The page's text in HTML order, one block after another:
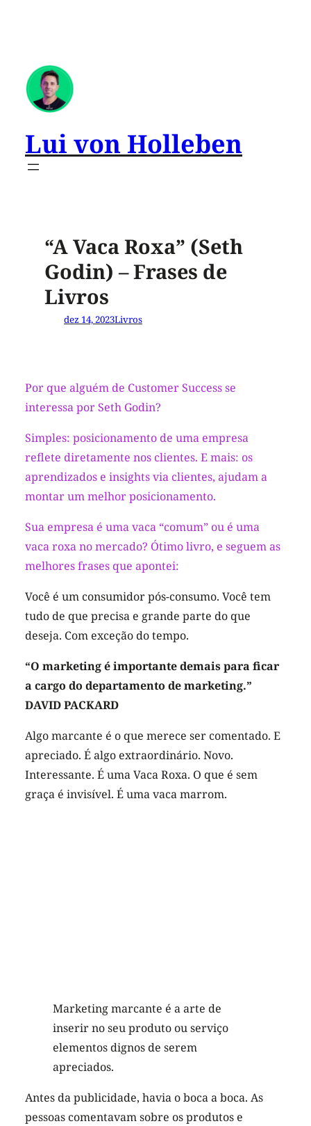
Lui von Holleben
“A Vaca Roxa” (Seth
Godin) – Frases de
Livros
dez 14, 2023Livros
Por que alguém de Customer Success se
interessa por Seth Godin?
Simples: posicionamento de uma empresa
reflete diretamente nos clientes. E mais: os
aprendizados e insights via clientes, ajudam a
montar um melhor posicionamento.
Sua empresa é uma vaca “comum” ou é uma
vaca roxa no mercado? Ótimo livro, e seguem as
melhores frases que apontei:
Você é um consumidor pós-consumo. Você tem
tudo de que precisa e grande parte do que
deseja. Com exceção do tempo.
“O marketing é importante demais para ficar
a cargo do departamento de marketing.”
DAVID PACKARD
Algo marcante é o que merece ser comentado. E
apreciado. É algo extraordinário. Novo.
Interessante. É uma Vaca Roxa. O que é sem
graça é invisível. É uma vaca marrom.
Marketing marcante é a arte de
inserir no seu produto ou serviço
elementos dignos de serem
apreciados.
Antes da publicidade, havia o boca a boca. As
pessoas comentavam sobre os produtos e